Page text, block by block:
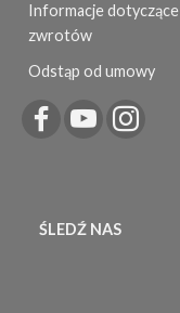
Informacje dotyczące
zwrotów
Odstąp od umowy
ŚLEDŹ NAS